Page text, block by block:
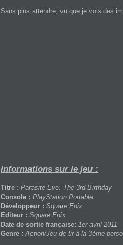
Sans plus attendre, vu que je vois des
Informations sur le jeu :
Titre : Parasite Eve: The 3rd Birthday
Console : PlayStation Portable
Développeur : Square Enix
Editeur : Square Enix
Date de sortie française: 1er avril 2011
Genre : Action/Jeu de tir à la 3ème